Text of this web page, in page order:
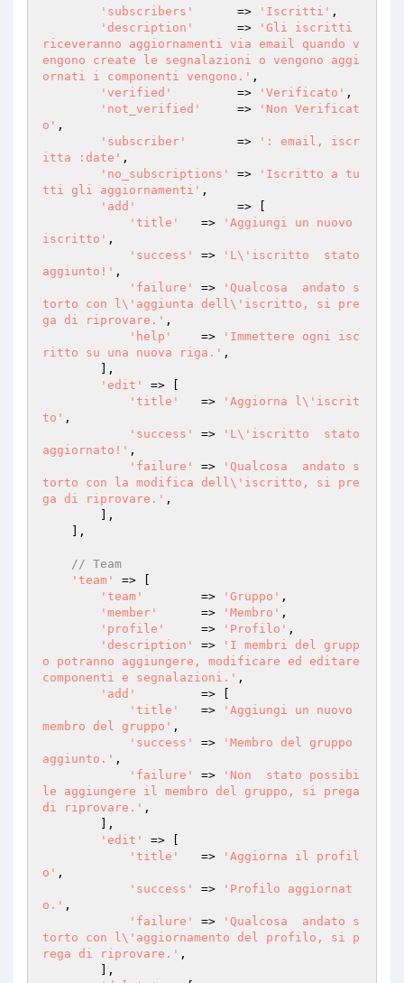
'subscribers'
      =>
'Iscritti' ,
'description'
      =>
'Gli iscritti
riceveranno aggiornamenti via email quando v
engono create le segnalazioni o vengono aggi
ornati i componenti vengono.' ,
'verified'
         =>
'Verificato' ,
'not_verified'
     =>
'Non Verificat
o' ,
'subscriber'
       =>
': email, iscr
itta :date' ,
'no_subscriptions'
=>
'Iscritto a tu
tti gli aggiornamenti' ,
'add'
              => [
'title'
   =>
'Aggiungi un nuovo
iscritto' ,
'success'
=>
'L\'iscritto  stato
aggiunto!' ,
'failure'
=>
'Qualcosa  andato s
torto con l\'aggiunta dell\'iscritto, si pre
ga di riprovare.' ,
'help'
    =>
'Immettere ogni isc
ritto su una nuova riga.' ,
'edit'
=> [
'title'
   =>
'Aggiorna l\'iscrit
to' ,
'success'
=>
'L\'iscritto  stato
aggiornato!' ,
'failure'
=>
'Qualcosa  andato s
torto con la modifica dell\'iscritto, si pre
ga di riprovare.' ,
// Team
'team'
=> [
'team'
        =>
'Gruppo' ,
'member'
      =>
'Membro' ,
'profile'
     =>
'Profilo' ,
'description'
=>
'I membri del grupp
o potranno aggiungere, modificare ed editare
componenti e segnalazioni.' ,
'add'
         => [
'title'
   =>
'Aggiungi un nuovo
membro del gruppo' ,
'success'
=>
'Membro del gruppo
aggiunto.' ,
'failure'
=>
'Non  stato possibi
le aggiungere il membro del gruppo, si prega
di riprovare.' ,
'edit'
=> [
'title'
   =>
'Aggiorna il profil
o' ,
'success'
=>
'Profilo aggiornat
o.' ,
'failure'
=>
'Qualcosa  andato s
torto con l\'aggiornamento del profilo, si p
rega di riprovare.' ,